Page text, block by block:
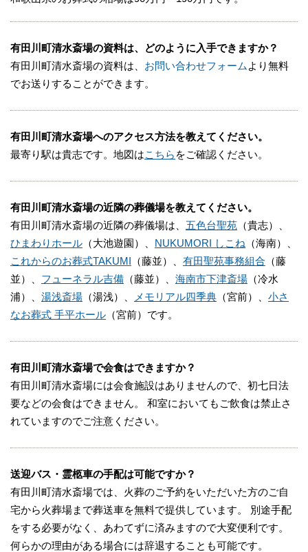
有田川町清水斎場の資料は、どのように入手できますか？
有田川町清水斎場の資料は、 お問い合わせフォーム より無料
でお送りすることができます。
有田川町清水斎場へのアクセス方法を教えてください。
最寄り駅は貴志です。地図はこちら をご確認ください。
有田川町清水斎場の近隣の葬儀場を教えてください。
有田川町清水斎場の近隣の葬儀場は、 五色台聖苑 （貴志）、
ひまわりホール （大池遊園）、 NUKUMORI しこね （海南）、
これからのお葬式TAKUMI （藤並）、 有田聖苑事務組合 （藤
並）、 フューネラル吉備 （藤並）、 海南市下津斎場 （冷水
浦）、 湯浅斎場 （湯浅）、 メモリアル四季典 （宮前）、 小さ
なお葬式 手平ホール （宮前）です。
有田川町清水斎場で会食はできますか？
有田川町清水斎場には会食施設はありませんので、初七日法
要などの会食はできません。 和室においてもご飲食は禁止さ
れていますのでご注意ください。
送迎バス・霊柩車の手配は可能ですか？
有田川町清水斎場では、火葬のご予約をいただいた方のご自
宅から火葬場まで葬送車を無料で提供しています。 別途手配
をする必要がなく、あわてずに済みますので大変便利です。
何らかの理由がある場合には辞退することも可能です。